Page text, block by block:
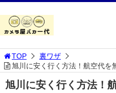
TOP
裏ワザ
旭川に安く行く方法！航空代を
旭川に安く行く方法！